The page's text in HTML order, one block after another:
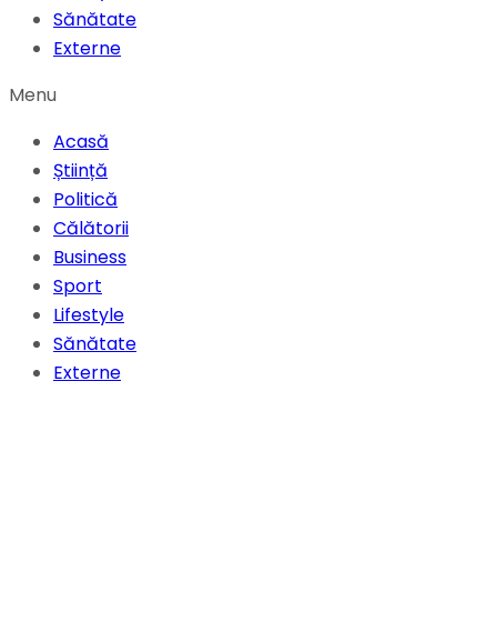
Sănătate
Externe
Menu
Acasă
Știință
Politică
Călătorii
Business
Sport
Lifestyle
Sănătate
Externe